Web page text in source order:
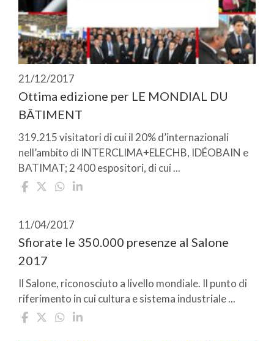
21/12/2017
Ottima edizione per LE MONDIAL DU
BÂTIMENT
319.215 visitatori di cui il 20% d’internazionali
nell’ambito di INTERCLIMA+ELECHB, IDÉOBAIN e
BATIMAT; 2 400 espositori, di cui ...
11/04/2017
Sfiorate le 350.000 presenze al Salone
2017
Il Salone, riconosciuto a livello mondiale. Il punto di
riferimento in cui cultura e sistema industriale ...